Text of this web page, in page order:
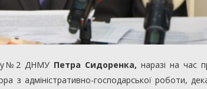
ДНМУ Петра Сидоренка, наразі на час
з адміністративно-господарської роботи,